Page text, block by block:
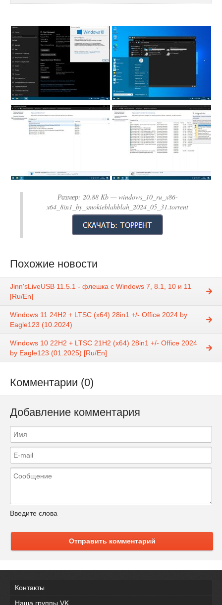
Размер: 20.88 Kb— windows_10_ru_x86-
x64_8in1_by_smokieblahblah_2024_05_31.torrent
Похожие новости
Jinn'sLiveUSB 11.5.1 - флешка с Windows 7, 8.1, 10 и 11
[Ru/En]
Windows 11 24H2 + LTSC (x64) 28in1 +/- Office 2024 by
Eagle123 (10.2024)
Windows 10 22H2 + LTSC 21H2 (x64) 28in1 +/- Office 2024
by Eagle123 (01.2025) [Ru/En]
Комментарии (0)
Добавление комментария
Введите слова
Отправить комментарий
Контакты
Наша группы VK